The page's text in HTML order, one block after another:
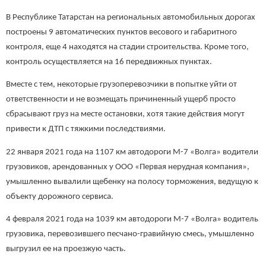
В Республике Татарстан на региональных автомобильных дорогах
построены 9 автоматических пунктов весового и габаритного
контроля, еще 4 находятся на стадии строительства. Кроме того,
контроль осуществляется на 16 передвижных пунктах.
Вместе с тем, некоторые грузоперевозчики в попытке уйти от
ответственности и не возмещать причиненный ущерб просто
сбрасывают груз на месте остановки, хотя такие действия могут
привести к ДТП с тяжкими последствиями.
22 января 2021 года на 1107 км автодороги М-7 «Волга» водители
грузовиков, арендованных у ООО «Первая нерудная компания»,
умышленно вывалили щебенку на полосу торможения, ведущую к
объекту дорожного сервиса.
4 февраля 2021 года на 1039 км автодороги М-7 «Волга» водитель
грузовика, перевозившего песчано-гравийную смесь, умышленно
выгрузил ее на проезжую часть.